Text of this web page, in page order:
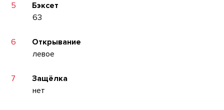
5
Бэксет
63
6
Открывание
левое
7
Защёлка
нет